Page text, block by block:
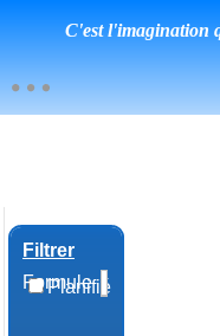
C'est l'imagination
Filtrer
Planifié
Formule